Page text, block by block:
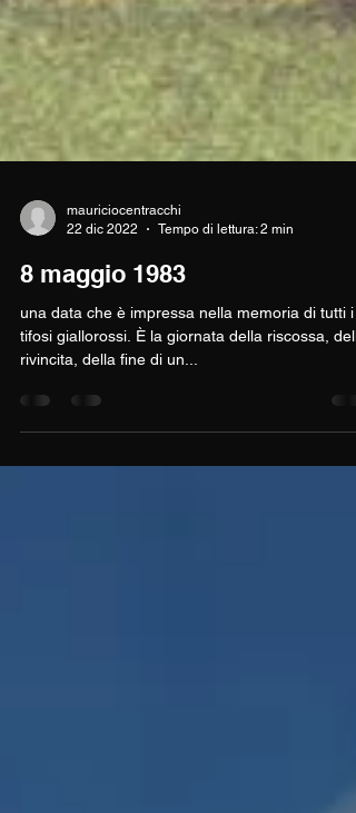
mauriciocentracchi
22 dic 2022
Tempo di lettura: 2 min
8 maggio 1983
una data che è impressa nella memoria di tutti i